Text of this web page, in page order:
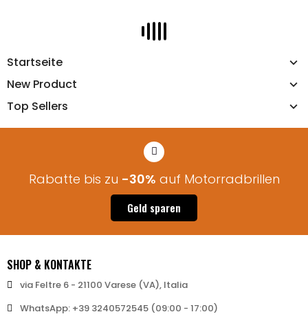
Startseite
New Product
Top Sellers
Rabatte bis zu -30% auf Motorradbrillen
Geld sparen
SHOP & KONTAKTE
via Feltre 6 - 21100 Varese (VA), Italia
WhatsApp: +39 3240572545 (09:00 - 17:00)